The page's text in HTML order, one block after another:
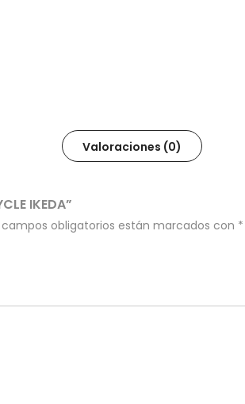
Valoraciones (0)
IKEDA”
campos obligatorios están marcados con *